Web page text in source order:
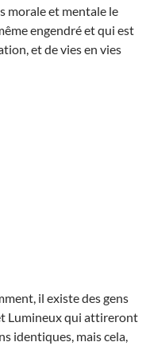
morale et mentale le
engendré et qui est
et de vies en vies
il existe des gens
Lumineux qui attireront
identiques, mais cela,